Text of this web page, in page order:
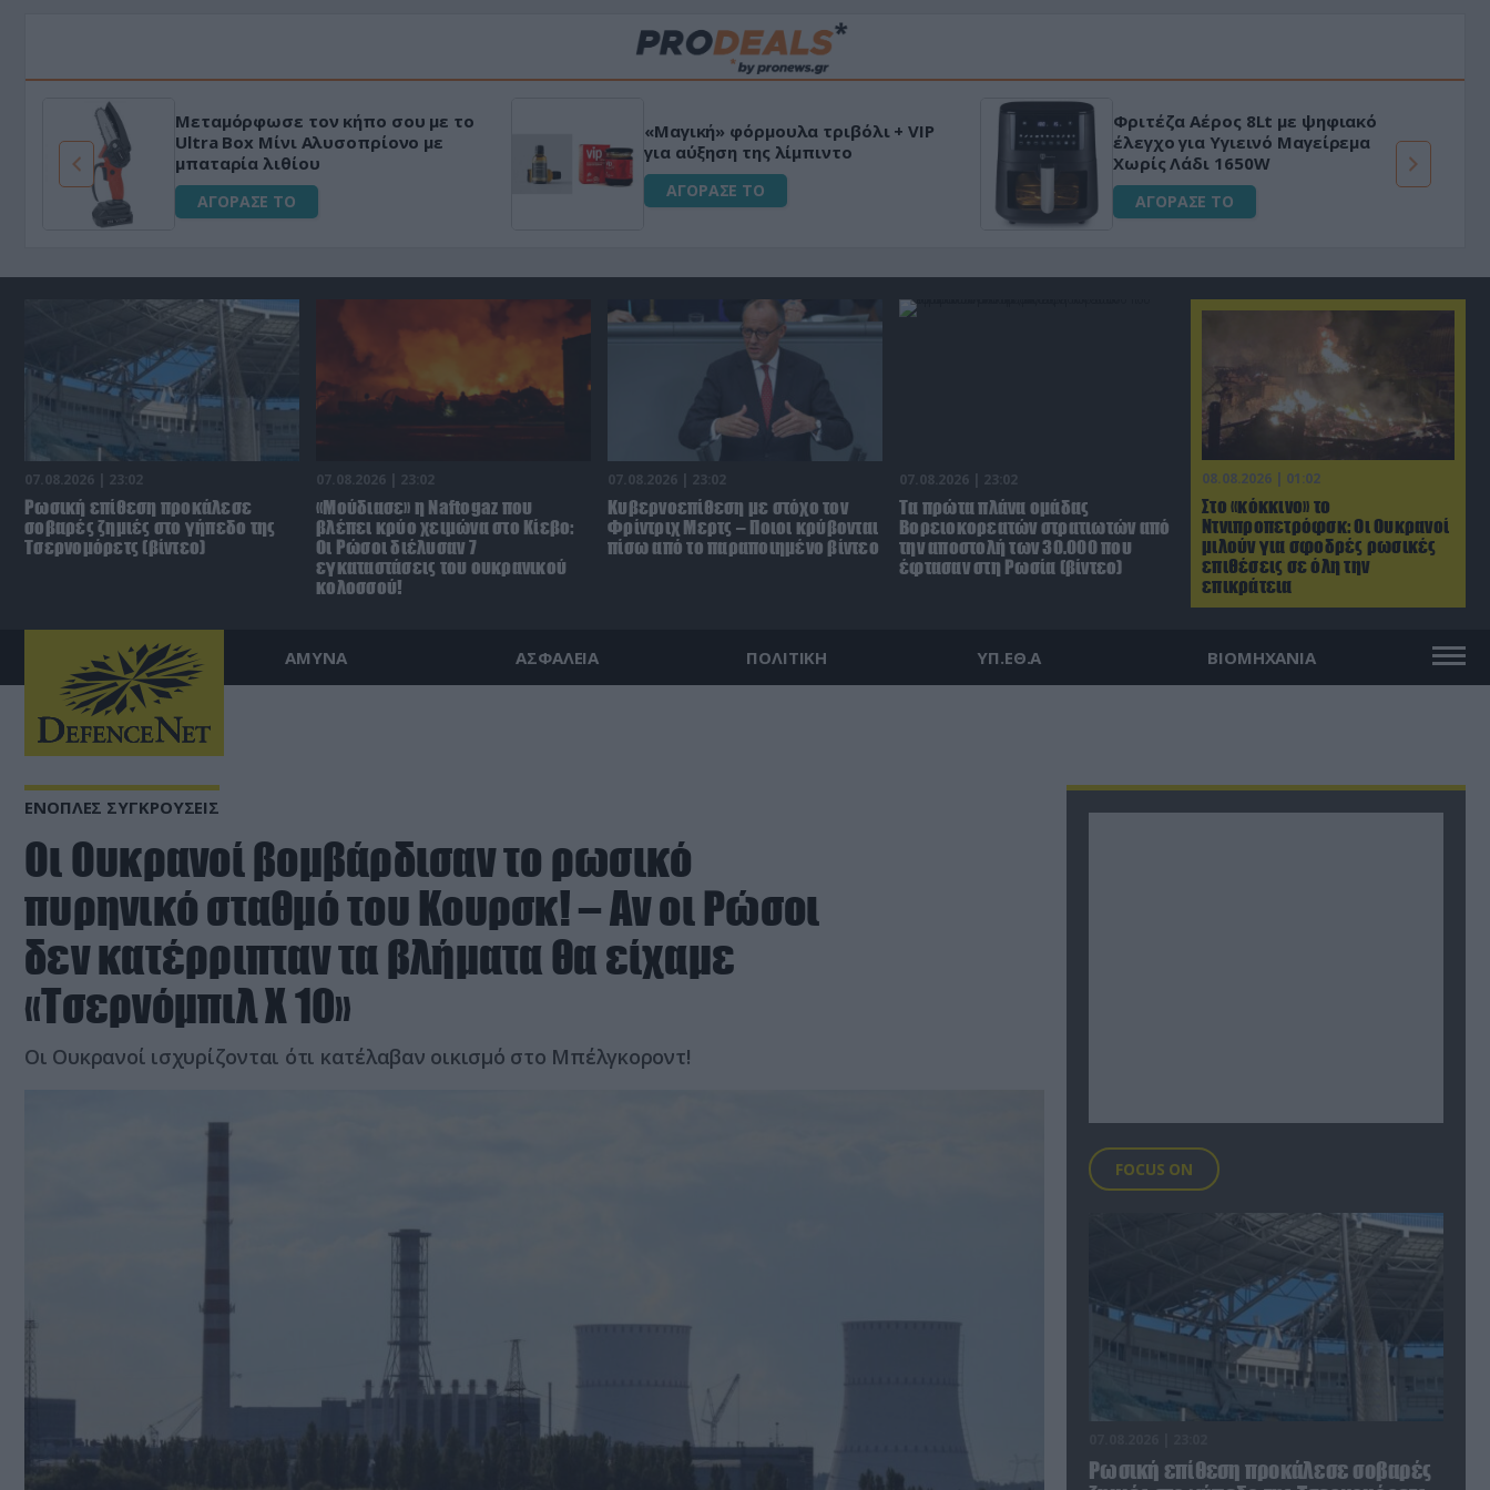
Μεταμόρφωσε τον κήπο σου με το
Ultra Box Μίνι Αλυσοπρίονο με
μπαταρία λιθίου
ΑΓΟΡΑΣΕ ΤΟ
«Μαγική» φόρμουλα τριβόλι + VIP
για αύξηση της λίμπιντο
ΑΓΟΡΑΣΕ ΤΟ
Φριτέζα Αέρος 8Lt με ψηφιακό
έλεγχο για Υγιεινό Μαγείρεμα
Χωρίς Λάδι 1650W
ΑΓΟΡΑΣΕ ΤΟ
08.08.2026 | 01:02
Στο «κόκκινο» το
Ντνιπροπετρόφσκ: Οι Ουκρανοί
μιλούν για σφοδρές ρωσικές
επιθέσεις σε όλη την
επικράτεια
07.08.2026 | 23:02
Ρωσική επίθεση προκάλεσε
σοβαρές ζημιές στο γήπεδο της
Τσερνομόρετς (βίντεο)
07.08.2026 | 23:02
«Μούδιασε» η Naftogaz που
βλέπει κρύο χειμώνα στο Κίεβο:
Οι Ρώσοι διέλυσαν 7
εγκαταστάσεις του ουκρανικού
κολοσσού!
07.08.2026 | 23:02
Κυβερνοεπίθεση με στόχο τον
Φρίντριχ Μερτς – Ποιοι κρύβονται
πίσω από το παραποιημένο βίντεο
07.08.2026 | 23:02
Τα πρώτα πλάνα ομάδας
Βορειοκορεατών στρατιωτών από
την αποστολή των 30.000 που
έφτασαν στη Ρωσία (βίντεο)
ΑΜΥΝΑ ΑΣΦΑΛΕΙΑ ΠΟΛΙΤΙΚΗ ΥΠ.ΕΘ.Α ΒΙΟΜΗΧΑΝΙΑ
ΕΝΟΠΛΕΣ ΣΥΓΚΡΟΥΣΕΙΣ
Οι Ουκρανοί βομβάρδισαν το ρωσικό
πυρηνικό σταθμό του Κουρσκ! – Αν οι Ρώσοι
δεν κατέρριπταν τα βλήματα θα είχαμε
«Τσερνόμπιλ Χ 10»
Οι Ουκρανοί ισχυρίζονται ότι κατέλαβαν οικισμό στο Μπέλγκοροντ!
FOCUS ON
Ρωσική επίθεση προκάλεσε σοβαρές